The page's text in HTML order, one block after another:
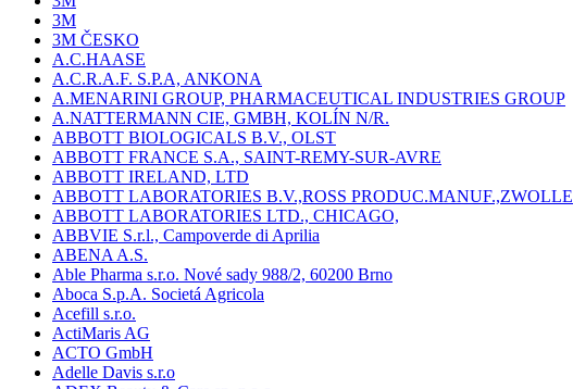
3M
3M ČESKO
A.C.HAASE
A.C.R.A.F. S.P.A, ANKONA
A.MENARINI GROUP, PHARMACEUTICAL INDUSTRIES GROUP
A.NATTERMANN CIE, GMBH, KOLÍN N/R.
ABBOTT BIOLOGICALS B.V., OLST
ABBOTT FRANCE S.A., SAINT-REMY-SUR-AVRE
ABBOTT IRELAND, LTD
ABBOTT LABORATORIES B.V.,ROSS PRODUC.MANUF.,ZWOLLE
ABBOTT LABORATORIES LTD., CHICAGO,
ABBVIE S.r.l., Campoverde di Aprilia
ABENA A.S.
Able Pharma s.r.o. Nové sady 988/2, 60200 Brno
Aboca S.p.A. Societá Agricola
Acefill s.r.o.
ActiMaris AG
ACTO GmbH
Adelle Davis s.r.o